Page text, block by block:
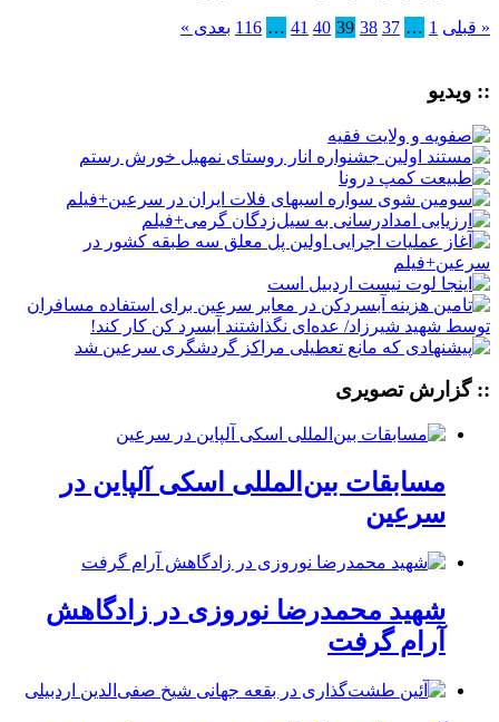
« قبلی 1
…
37
38
39
40
41
…
116 بعدی »
:: ویدیو
:: گزارش تصویری
مسابقات بین‌المللی اسکی آلپاین در
سرعین
شهید محمدرضا نوروزی در زادگاهش
آرام گرفت